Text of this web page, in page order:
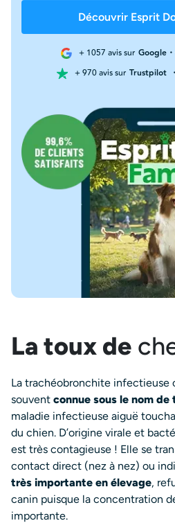
Découvrir Esprit
+ 1057 avis sur Google
+ 970 avis sur Trustpilot
La toux de
La trachéobronchite infectieuse
souvent connue sous le nom
maladie infectieuse aiguë
du chien. D’origine virale et
est très contagieuse ! Elle se
contact direct (nez à nez) ou
très importante en élevage,
canin puisque la concentration
importante.